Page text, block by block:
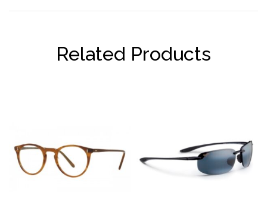
Related Products